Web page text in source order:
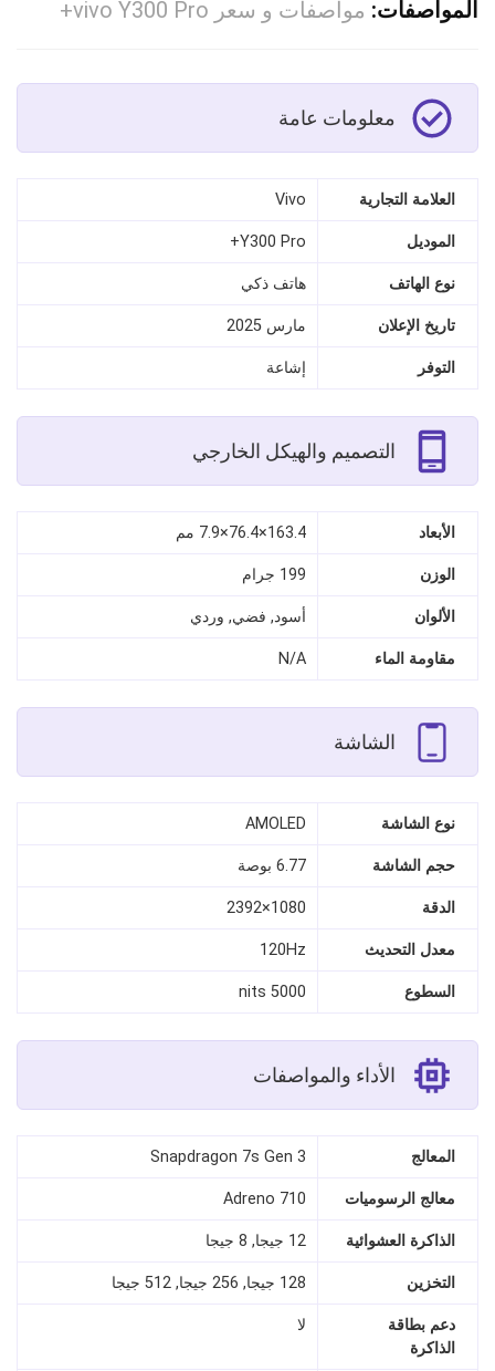
المواصفات: مواصفات و سعر vivo Y300 Pro+
معلومات عامة
العلامة التجارية Vivo
الموديل Y300 Pro+
نوع الهاتف هاتف ذكي
تاريخ الإعلان مارس 2025
التوفر إشاعة
التصميم والهيكل الخارجي
الأبعاد 163.4×76.4×7.9 مم
الوزن 199 جرام
الألوان أسود, فضي, وردي
مقاومة الماء N/A
الشاشة
نوع الشاشة AMOLED
حجم الشاشة 6.77 بوصة
الدقة 1080×2392
معدل التحديث 120Hz
السطوع 5000 nits
الأداء والمواصفات
المعالج Snapdragon 7s Gen 3
معالج الرسوميات Adreno 710
الذاكرة العشوائية 12 جيجا, 8 جيجا
التخزين 128 جيجا, 256 جيجا, 512 جيجا
دعم بطاقة
الذاكرة
لا